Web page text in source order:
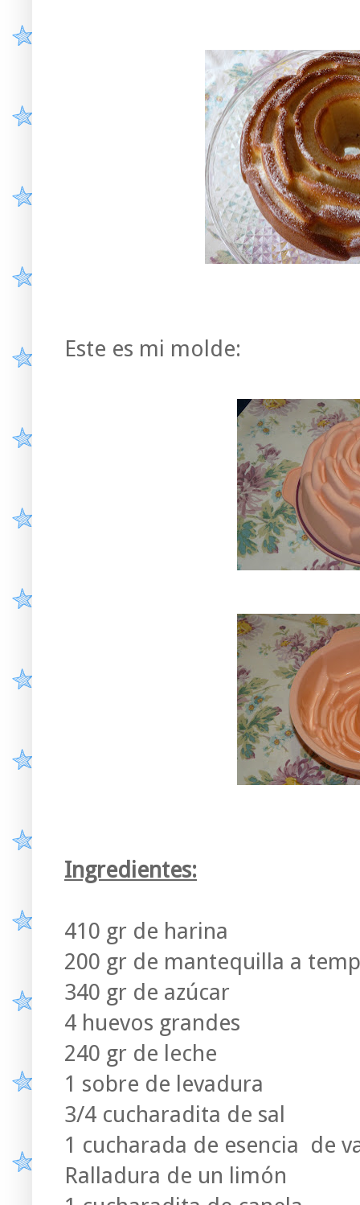
Este es mi molde:
Ingredientes:
410 gr de harina
200 gr de mantequilla a
340 gr de azúcar
4 huevos grandes
240 gr de leche
1 sobre de levadura
3/4 cucharadita de sal
1 cucharada de esencia de
Ralladura de un limón